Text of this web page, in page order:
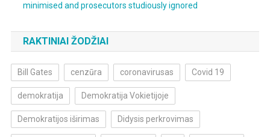
minimised and prosecutors studiously ignored
RAKTINIAI ŽODŽIAI
Bill Gates cenzūra coronavirusas Covid 19
demokratija Demokratija Vokietijoje
Demokratijos iširimas Didysis perkrovimas